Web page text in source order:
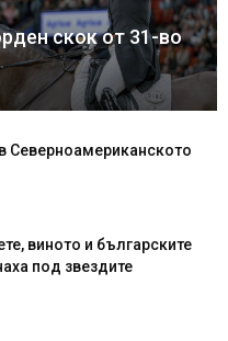
скок от 31-во
Северноамериканското
виното и българските
под звездите